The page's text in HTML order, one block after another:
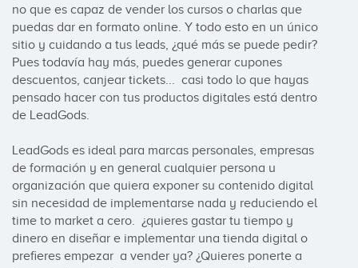
no que es capaz de vender los cursos o charlas que
puedas dar en formato online. Y todo esto en un único
sitio y cuidando a tus leads, ¿qué más se puede pedir?
Pues todavía hay más, puedes generar cupones
descuentos, canjear tickets...  casi todo lo que hayas
pensado hacer con tus productos digitales está dentro
de LeadGods.
LeadGods es ideal para marcas personales, empresas
de formación y en general cualquier persona u
organización que quiera exponer su contenido digital
sin necesidad de implementarse nada y reduciendo el
time to market a cero.  ¿quieres gastar tu tiempo y
dinero en diseñar e implementar una tienda digital o
prefieres empezar  a vender ya? ¿Quieres ponerte a